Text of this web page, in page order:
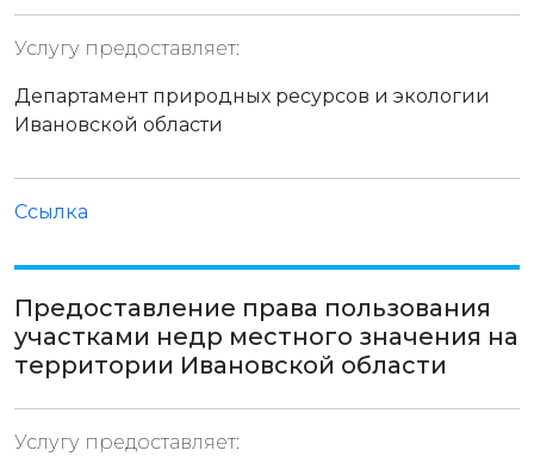
Услугу предоставляет:
Департамент природных ресурсов и экологии
Ивановской области
Ссылка
Предоставление права пользования
участками недр местного значения на
территории Ивановской области
Услугу предоставляет: